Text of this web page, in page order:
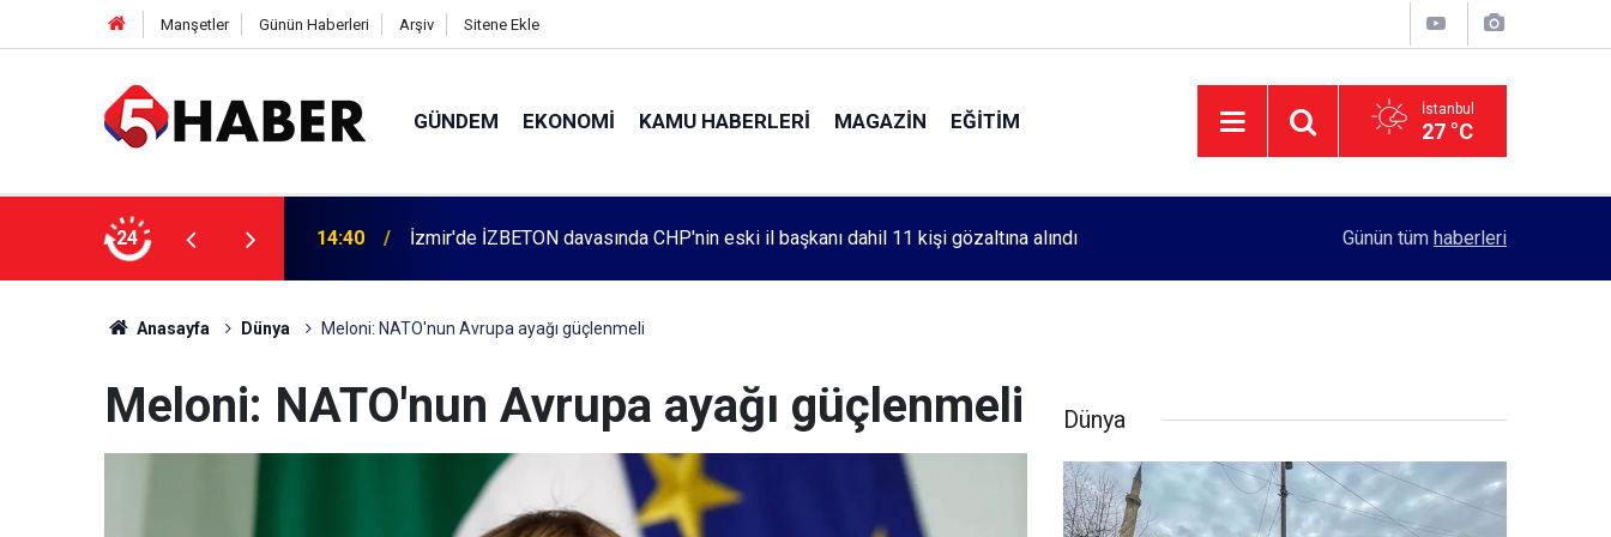
Manşetler Günün Haberleri Arşiv Sitene Ekle
GÜNDEM EKONOMI KAMU HABERLERI MAGAZIN EĞITIM İstanbul
27 °C
24
dahil 11 kişi gözaltına alındı 13:55 Cumartesi anneleri 1083. haftada Mehmet Özdemir için adalet aradı Rektörlük, kadın öğrencilerin güvenliği için
Günün tüm haberleri
Anasayfa Dünya Meloni: NATO'nun Avrupa ayağı güçlenmeli
Meloni: NATO'nun Avrupa ayağı güçlenmeli Dünya